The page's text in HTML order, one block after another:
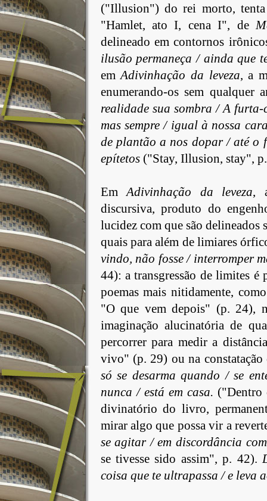
("Illusion") do rei morto,
"Hamlet, ato I, cena I", de
delineado em contornos
ilusão permaneça / ainda que
emAdivinhação da leveza, a
enumerando-os sem qualquer
realidade sua sombra / A
mas sempre / igual à nossa
de plantão a nos dopar / até o
epítetos ("Stay, Illusion, stay",
Em Adivinhação da leveza,
discursiva, produto do
lucidez com que são delineados
quais para além de limiares
vindo, não fosse / interromper
44): a transgressão de limites
poemas mais nitidamente,
"O que vem depois" (p. 24),
imaginação alucinatória de
percorrer para medir a
vivo" (p. 29) ou na constatação
só se desarma quando / se
nunca / está em casa. ("Dentro
divinatório do livro,
mirar algo que possa vir a
se agitar / em discordância
se tivesse sido assim", p. 42).
coisa que te ultrapassa / e leva